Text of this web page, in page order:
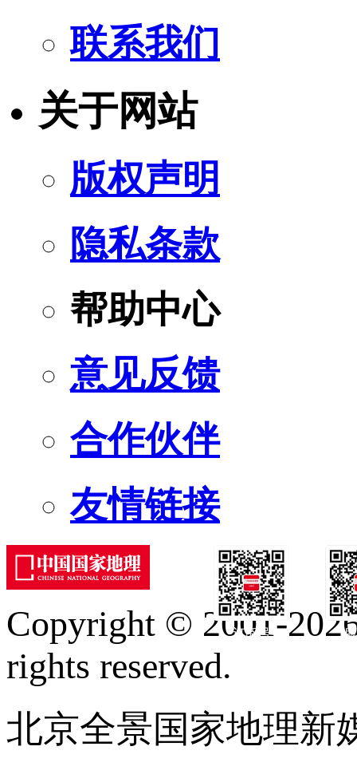
联系我们
关于网站
版权声明
隐私条款
帮助中心
意见反馈
合作伙伴
友情链接
订阅号
Copyright © 2001-
rights reserved.
北京全景国家地理新